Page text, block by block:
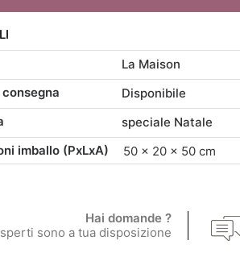
La Maison
Disponibile
speciale Natale
imballo (PxLxA)
50 × 20 × 50 cm
Hai domande ?
sono a tua disposizione